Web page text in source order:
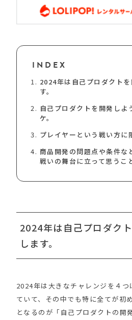
INDEX
2024年は自己プロダクト
す。
自己プロダクトを開発しよ
ケ。
プレイヤーという戦い方に
商品開発の問題点や条件な
戦いの舞台に立って思うこ
2024年は自己プロダク
します。
2024年は大きなチャレンジを４
ていて、その中でも特に全てが初
となるのが「自己プロダクトの開